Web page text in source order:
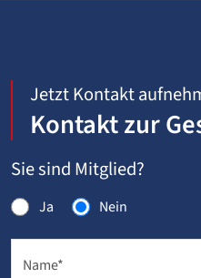
Jetzt Kontakt
Kontakt zur
Sie sind Mitglied?
Ja Nein
Name*